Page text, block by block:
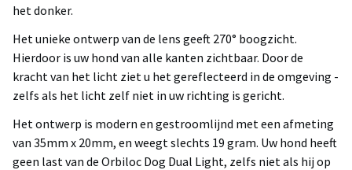
het donker.
Het unieke ontwerp van de lens geeft 270° boogzicht.
Hierdoor is uw hond van alle kanten zichtbaar. Door de
kracht van het licht ziet u het gereflecteerd in de omgeving -
zelfs als het licht zelf niet in uw richting is gericht.
Het ontwerp is modern en gestroomlijnd met een afmeting
van 35mm x 20mm, en weegt slechts 19 gram. Uw hond heeft
geen last van de Orbiloc Dog Dual Light, zelfs niet als hij op